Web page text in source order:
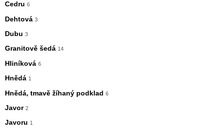
Cedru 6
Dehtová 3
Dubu 3
Granitově šedá 14
Hliníková 6
Hnědá 1
Hnědá, tmavě žíhaný podklad 6
Javor 2
Javoru 1